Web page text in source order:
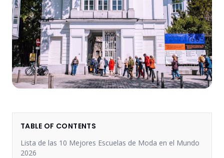
TABLE OF CONTENTS
Lista de las 10 Mejores Escuelas de Moda en el Mundo
2026